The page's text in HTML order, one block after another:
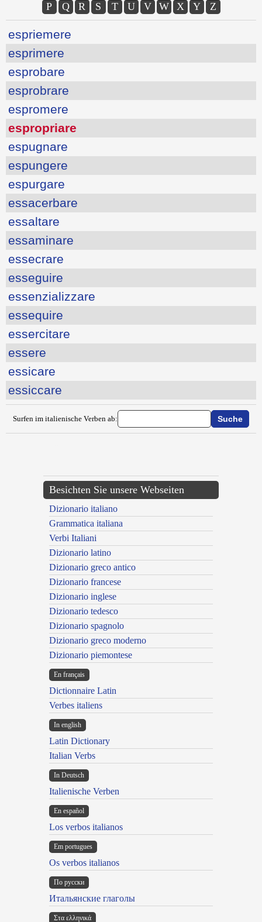
P
Q R S T U V W X Y Z
espriemere
esprimere
esprobare
esprobrare
espromere
espropriare
espugnare
espungere
espurgare
essacerbare
essaltare
essaminare
essecrare
esseguire
essenzializzare
essequire
essercitare
essere
essicare
essiccare
Surfen im italienische Verben ab:
Besichten Sie unsere Webseiten
Dizionario italiano
Grammatica italiana
Verbi Italiani
Dizionario latino
Dizionario greco antico
Dizionario francese
Dizionario inglese
Dizionario tedesco
Dizionario spagnolo
Dizionario greco moderno
Dizionario piemontese
En français
Dictionnaire Latin
Verbes italiens
In english
Latin Dictionary
Italian Verbs
In Deutsch
Italienische Verben
En español
Los verbos italianos
Em portugues
Os verbos italianos
По русски
Итальянские глаголы
Στα ελληνικά